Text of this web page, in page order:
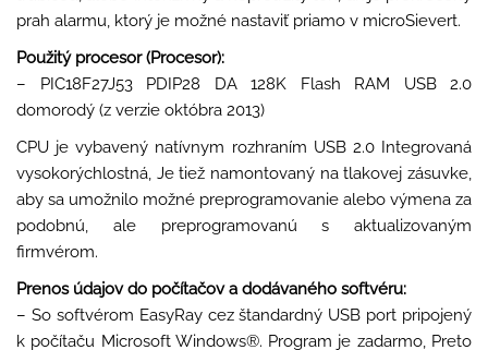
prah alarmu, ktorý je možné nastaviť priamo v microSievert.
Použitý procesor (Procesor):
– PIC18F27J53 PDIP28 DA 128K Flash RAM USB 2.0
domorodý (z verzie októbra 2013)
CPU je vybavený natívnym rozhraním USB 2.0 Integrovaná
vysokorýchlostná, Je tiež namontovaný na tlakovej zásuvke,
aby sa umožnilo možné preprogramovanie alebo výmena za
podobnú, ale preprogramovanú s aktualizovaným
firmvérom.
Prenos údajov do počítačov a dodávaného softvéru:
– So softvérom EasyRay cez štandardný USB port pripojený
k počítaču Microsoft Windows®. Program je zadarmo, Preto